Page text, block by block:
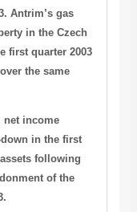
Antrim’s gas
in the Czech
first quarter 2003
the same
net income
in the first
following
of the